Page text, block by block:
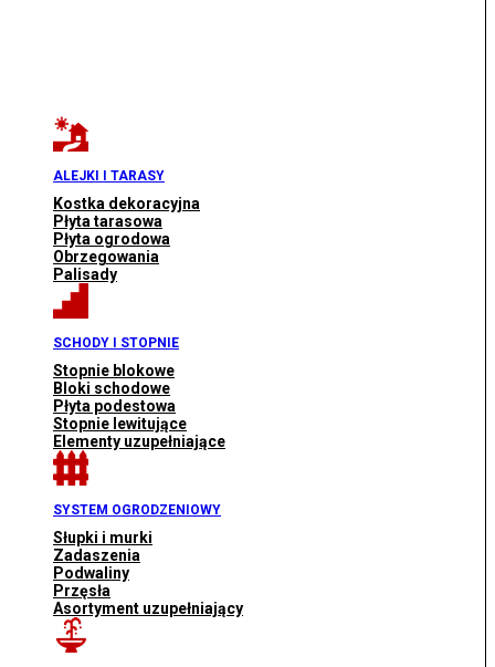
ALEJKI I TARASY
Kostka dekoracyjna
Płyta tarasowa
Płyta ogrodowa
Obrzegowania
Palisady
SCHODY I STOPNIE
Stopnie blokowe
Bloki schodowe
Płyta podestowa
Stopnie lewitujące
Elementy uzupełniające
SYSTEM OGRODZENIOWY
Słupki i murki
Zadaszenia
Podwaliny
Przęsła
Asortyment uzupełniający